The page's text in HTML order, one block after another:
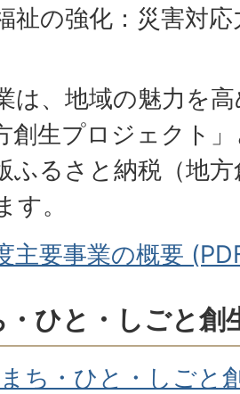
祉の強化：災害対
は、地域の魅力を
創生プロジェクト
ふるさと納税（地
す。
主要事業の概要
ひと・しごと創
まち・ひと・しごと